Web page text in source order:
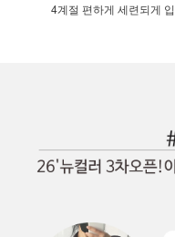
4계절 편하게 세련되게